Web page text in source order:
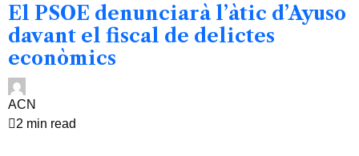
El PSOE denunciarà l’àtic d’Ayuso
davant el fiscal de delictes
econòmics
ACN
2 min read